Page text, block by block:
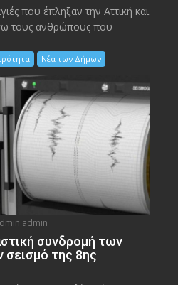
που έπληξαν την Αττική και
τους ανθρώπους που
Νέα των Δήμων
admin
συνδρομή των
της 8ης